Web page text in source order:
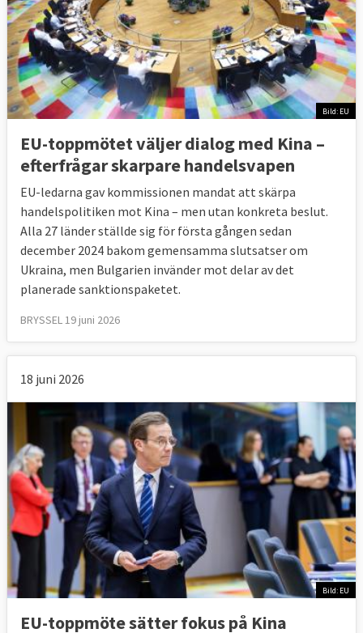
Bild: EU
EU-toppmötet väljer dialog med Kina –
efterfrågar skarpare handelsvapen
EU-ledarna gav kommissionen mandat att skärpa
handelspolitiken mot Kina – men utan konkreta beslut.
Alla 27 länder ställde sig för första gången sedan
december 2024 bakom gemensamma slutsatser om
Ukraina, men Bulgarien invänder mot delar av det
planerade sanktionspaketet.
BRYSSEL 19 juni 2026
18 juni 2026
Bild: EU
EU-toppmöte sätter fokus på Kina